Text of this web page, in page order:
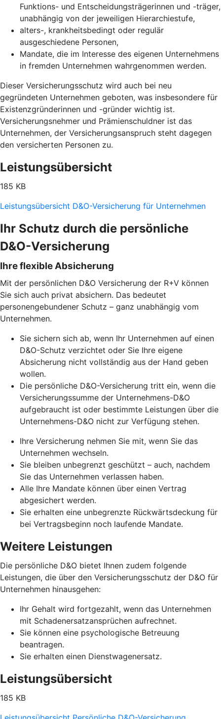
Funktions- und Entscheidungsträgerinnen und -träger,
unabhängig von der jeweiligen Hierarchiestufe,
alters-, krankheitsbedingt oder regulär
ausgeschiedene Personen,
Mandate, die im Interesse des eigenen Unternehmens
in fremden Unternehmen wahrgenommen werden.
Dieser Versicherungsschutz wird auch bei neu
gegründeten Unternehmen geboten, was insbesondere für
Existenzgründerinnen und -gründer wichtig ist.
Versicherungsnehmer und Prämienschuldner ist das
Unternehmen, der Versicherungsanspruch steht dagegen
den versicherten Personen zu.
Leistungsübersicht
185 KB
Leistungsübersicht D&O-Versicherung für Unternehmen
Ihr Schutz durch die persönliche
D&O-Versicherung
Ihre flexible Absicherung
Mit der persönlichen D&O Versicherung der R+V können
Sie sich auch privat absichern. Das bedeutet
personengebundener Schutz – ganz unabhängig vom
Unternehmen.
Sie sichern sich ab, wenn Ihr Unternehmen auf einen
D&O-Schutz verzichtet oder Sie Ihre eigene
Absicherung nicht vollständig aus der Hand geben
wollen.
Die persönliche D&O-Versicherung tritt ein, wenn die
Versicherungssumme der Unternehmens-D&O
aufgebraucht ist oder bestimmte Leistungen über die
Unternehmens-D&O nicht zur Verfügung stehen.
Ihre Versicherung nehmen Sie mit, wenn Sie das
Unternehmen wechseln.
Sie bleiben unbegrenzt geschützt – auch, nachdem
Sie das Unternehmen verlassen haben.
Alle Ihre Mandate können über einen Vertrag
abgesichert werden.
Sie erhalten eine unbegrenzte Rückwärtsdeckung für
bei Vertragsbeginn noch laufende Mandate.
Weitere Leistungen
Die persönliche D&O bietet Ihnen zudem folgende
Leistungen, die über den Versicherungsschutz der D&O für
Unternehmen hinausgehen:
Ihr Gehalt wird fortgezahlt, wenn das Unternehmen
mit Schadenersatzansprüchen aufrechnet.
Sie können eine psychologische Betreuung
beantragen.
Sie erhalten einen Dienstwagenersatz.
Leistungsübersicht
185 KB